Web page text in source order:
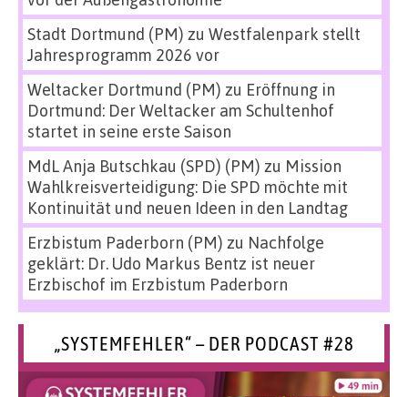
Stadt Dortmund (PM) zu Westfalenpark stellt
Jahresprogramm 2026 vor
Weltacker Dortmund (PM) zu Eröffnung in
Dortmund: Der Weltacker am Schultenhof
startet in seine erste Saison
MdL Anja Butschkau (SPD) (PM) zu Mission
Wahlkreisverteidigung: Die SPD möchte mit
Kontinuität und neuen Ideen in den Landtag
Erzbistum Paderborn (PM) zu Nachfolge
geklärt: Dr. Udo Markus Bentz ist neuer
Erzbischof im Erzbistum Paderborn
„SYSTEMFEHLER“ – DER PODCAST #28